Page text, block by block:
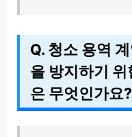
Q. 청소 용역
을 방지하기
은 무엇인가요?